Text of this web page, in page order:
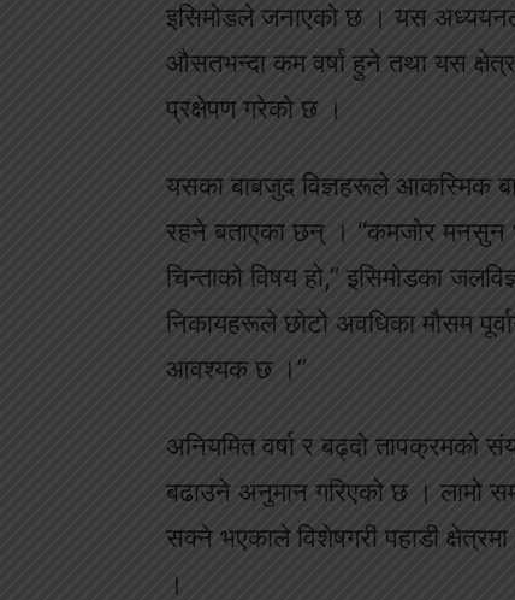
इसिमोडले जनाएको छ । यस
औसतभन्दा कम वर्षा हुने तथा यस
प्रक्षेपण गरेको छ ।
यसका बाबजुद विज्ञहरूले आकस्मिक
रहने बताएका छन् । “कमजोर मनसुन
चिन्ताको विषय हो,” इसिमोडका
निकायहरूले छोटो अवधिका मौसम
आवश्यक छ ।”
अनियमित वर्षा र बढ्दो तापक्रमको
बढाउने अनुमान गरिएको छ । लामो
सक्ने भएकाले विशेषगरी पहाडी
।